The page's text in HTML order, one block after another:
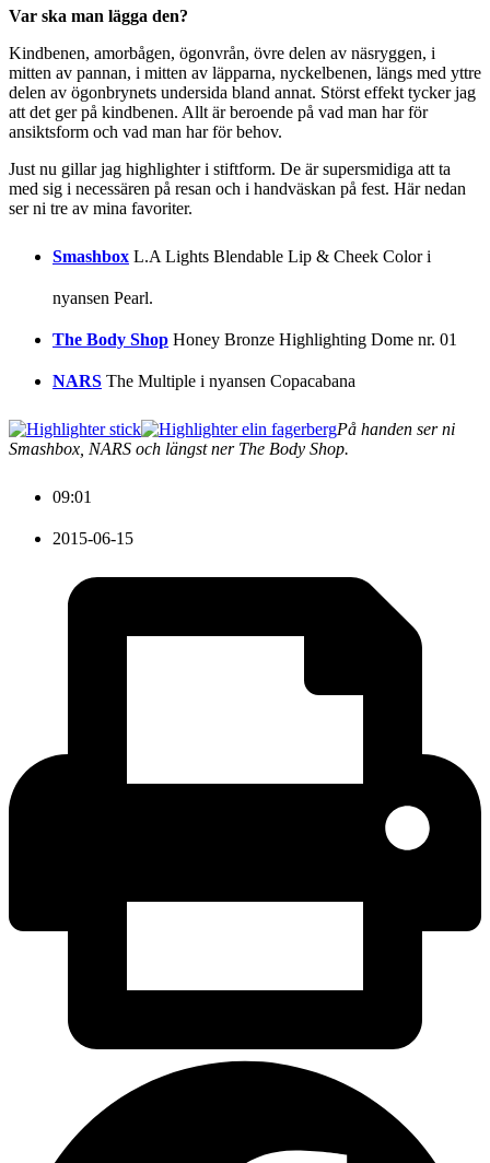
Var ska man lägga den?
Kindbenen, amorbågen, ögonvrån, övre delen av näsryggen, i
mitten av pannan, i mitten av läpparna, nyckelbenen, längs med yttre
delen av ögonbrynets undersida bland annat. Störst effekt tycker jag
att det ger på kindbenen. Allt är beroende på vad man har för
ansiktsform och vad man har för behov.
Just nu gillar jag highlighter i stiftform. De är supersmidiga att ta
med sig i necessären på resan och i handväskan på fest. Här nedan
ser ni tre av mina favoriter.
Smashbox L.A Lights Blendable Lip & Cheek Color i
nyansen Pearl.
The Body Shop Honey Bronze Highlighting Dome nr. 01
NARS The Multiple i nyansen Copacabana
På handen ser ni
Smashbox, NARS och längst ner The Body Shop.
09:01
2015-06-15